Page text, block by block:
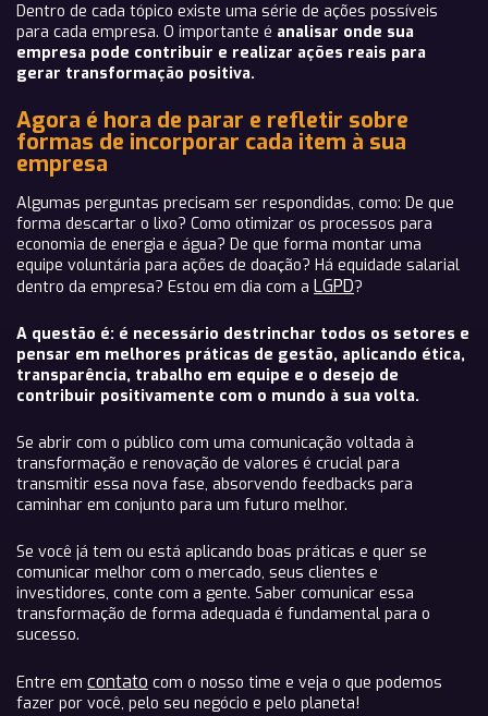
Dentro de cada tópico existe uma série de ações possíveis
para cada empresa. O importante é analisar onde sua
empresa pode contribuir e realizar ações reais para
gerar transformação positiva.
Agora é hora de parar e refletir sobre
formas de incorporar cada item à sua
empresa
Algumas perguntas precisam ser respondidas, como: De que
forma descartar o lixo? Como otimizar os processos para
economia de energia e água? De que forma montar uma
equipe voluntária para ações de doação? Há equidade salarial
dentro da empresa? Estou em dia com a LGPD?
A questão é: é necessário destrinchar todos os setores e
pensar em melhores práticas de gestão, aplicando ética,
transparência, trabalho em equipe e o desejo de
contribuir positivamente com o mundo à sua volta.
Se abrir com o público com uma comunicação voltada à
transformação e renovação de valores é crucial para
transmitir essa nova fase, absorvendo feedbacks para
caminhar em conjunto para um futuro melhor.
Se você já tem ou está aplicando boas práticas e quer se
comunicar melhor com o mercado, seus clientes e
investidores, conte com a gente. Saber comunicar essa
transformação de forma adequada é fundamental para o
sucesso.
Entre em contato com o nosso time e veja o que podemos
fazer por você, pelo seu negócio e pelo planeta!